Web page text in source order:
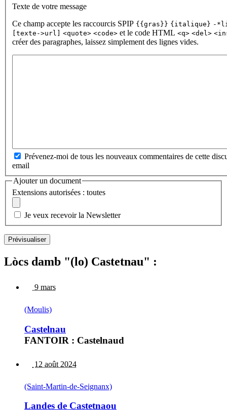
Texte de votre message
Ce champ accepte les raccourcis SPIP {{gras}} {italique} -
[texte->url]
<quote> <code> et le code HTML <q> <del>
créer des paragraphes, laissez simplement des lignes vides.
Prévenez-moi de tous les nouveaux commentaires de cette
email
Ajouter un document
Extensions autorisées : toutes
Je veux recevoir la Newsletter
Lòcs damb "(lo) Castetnau" :
9 mars
(Moulis)
Castelnau
FANTOIR : Castelnaud
12 août 2024
(Saint-Martin-de-Seignanx)
Landes de Castetnaou